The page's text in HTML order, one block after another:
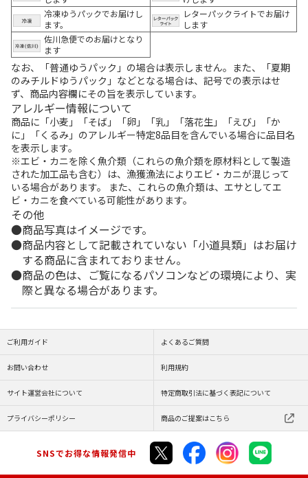
冷凍ゆうパックでお届けし
ます。
レターパックライトでお届け
します
佐川急便でのお届けとなり
ます
なお、「普通ゆうパック」の場合は表示しません。また、「夏期
のみチルドゆうパック」などとなる場合は、記号での表示はせ
ず、商品内容欄にその旨を表示しています。
アレルギー情報について
商品に「小麦」「そば」「卵」「乳」「落花生」「えび」「か
に」「くるみ」のアレルギー特定8品目を含んでいる場合に品目名
を表示します。
※エビ・カニを除く魚介類（これらの魚介類を原材料として製造
された加工品も含む）は、漁獲漁法によりエビ・カニが混じって
いる場合があります。 また、これらの魚介類は、エサとしてエ
ビ・カニを食べている可能性があります。
その他
商品写真はイメージです。
商品内容として記載されていない「小道具類」はお届け
する商品に含まれておりません。
商品の色は、ご覧になるパソコンなどの環境により、実
際と異なる場合があります。
ご利用ガイド よくあるご質問
お問い合わせ 利用規約
サイト運営会社について 特定商取引法に基づく表記について
プライバシーポリシー 商品のご提案はこちら
SNSでお得な情報発信中